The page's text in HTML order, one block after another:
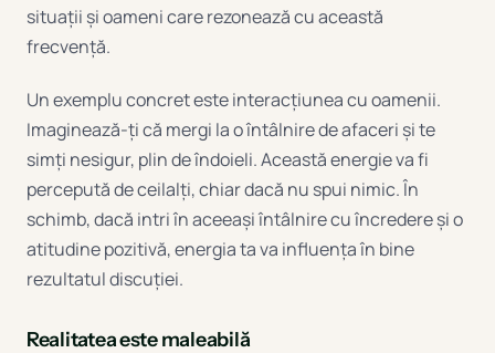
situații și oameni care rezonează cu această
frecvență.
Un exemplu concret este interacțiunea cu oamenii.
Imaginează-ți că mergi la o întâlnire de afaceri și te
simți nesigur, plin de îndoieli. Această energie va fi
percepută de ceilalți, chiar dacă nu spui nimic. În
schimb, dacă intri în aceeași întâlnire cu încredere și o
atitudine pozitivă, energia ta va influența în bine
rezultatul discuției.
Realitatea este maleabilă